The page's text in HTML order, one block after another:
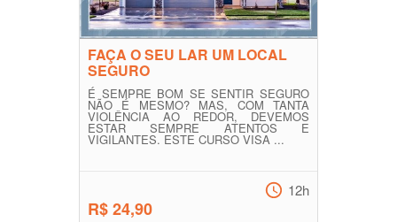
FAÇA O SEU LAR UM LOCAL
SEGURO
É SEMPRE BOM SE SENTIR SEGURO
NÃO É MESMO? MAS, COM TANTA
VIOLÊNCIA AO REDOR, DEVEMOS
ESTAR SEMPRE ATENTOS E
VIGILANTES. ESTE CURSO VISA ...
R$ 24,90
12h